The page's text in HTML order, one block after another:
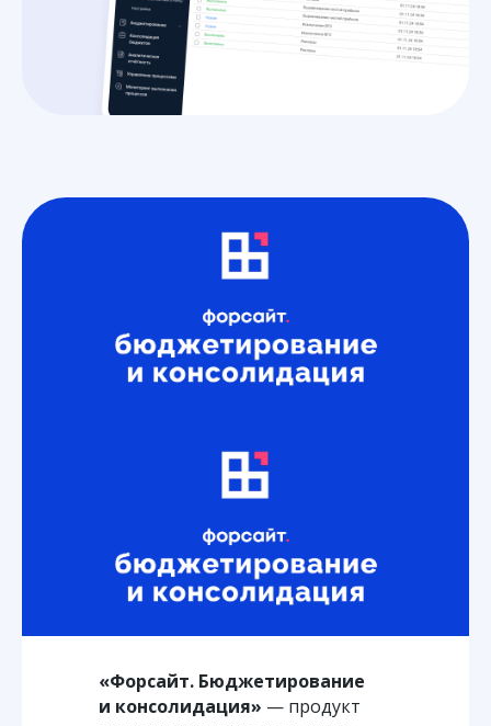
«Форсайт. Бюджетирование
и консолидация» — продукт